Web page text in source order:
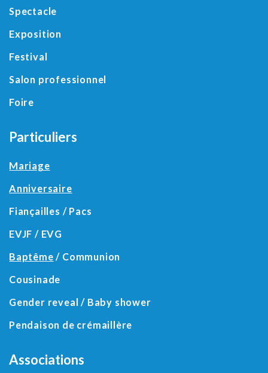
Spectacle
Exposition
Festival
Salon professionnel
Foire
Particuliers
Mariage
Anniversaire
Fiançailles / Pacs
EVJF / EVG
Baptême / Communion
Cousinade
Gender reveal / Baby shower
Pendaison de crémaillère
Associations